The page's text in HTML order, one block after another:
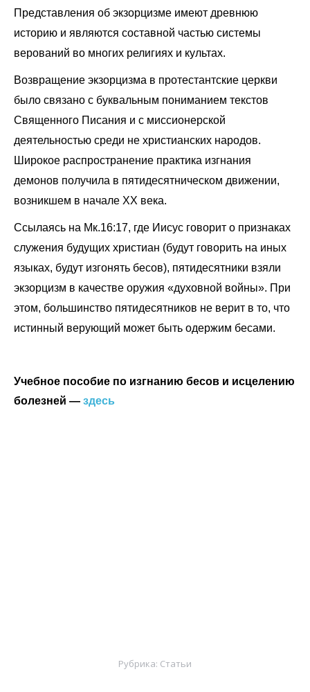
Представления об экзорцизме имеют древнюю
историю и являются составной частью системы
верований во многих религиях и культах.
Возвращение экзорцизма в протестантские церкви
было связано с буквальным пониманием текстов
Священного Писания и с миссионерской
деятельностью среди не христианских народов.
Широкое распространение практика изгнания
демонов получила в пятидесятническом движении,
возникшем в начале XX века.
Ссылаясь на Мк.16:17, где Иисус говорит о признаках
служения будущих христиан (будут говорить на иных
языках, будут изгонять бесов), пятидесятники взяли
экзорцизм в качестве оружия «духовной войны». При
этом, большинство пятидесятников не верит в то, что
истинный верующий может быть одержим бесами.
Учебное пособие по изгнанию бесов и исцелению
болезней — здесь
Рубрика: Статьи